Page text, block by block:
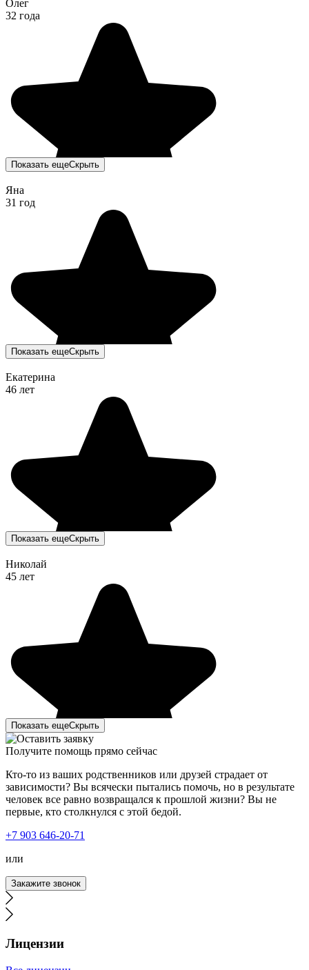
Мы с супругой решили сделать кодирование от
алкоголя. Много какие сайты обзванивали,
Выбор пал на Тайм-Клиник. Позвонили, записались. В
день кодирования нам позвонили и уточнили о времени
приезда. Приехав к вам, мы получили
профессиональную консультацию о методах
кодирования. Кодирование было подобрано
Мы с супругой довольны приемом, результатом работы.
Сразу видно, что работают специалисты, знающие своё
дело.
Олег
32 года
Показать ещеСкрыть
Яна
31 год
Показать ещеСкрыть
Екатерина
46 лет
Показать ещеСкрыть
Николай
45 лет
Показать ещеСкрыть
Получите помощь прямо сейчас
Кто-то из ваших родственников или друзей страдает от
зависимости? Вы всячески пытались помочь, но в результате
человек все равно возвращался к прошлой жизни? Вы не
первые, кто столкнулся с этой бедой.
+7 903 646-20-71
или
Закажите звонок
Лицензии